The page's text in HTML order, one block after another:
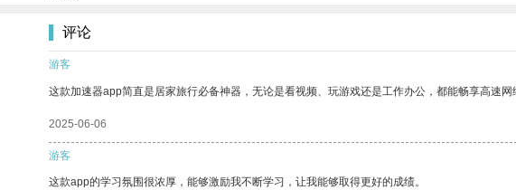
评论
游客
这款加速器app简直是居家旅行必备神器，无论是看视频、玩游戏还是工作办公，都能畅享高速
2025-06-06
游客
这款app的学习氛围很浓厚，能够激励我不断学习，让我能够取得更好的成绩。